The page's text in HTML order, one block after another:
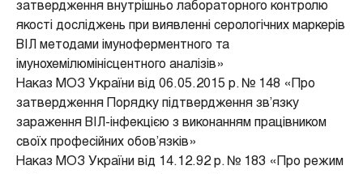
затвердження внутрішньо лабораторного контролю
якості досліджень при виявленні серологічних маркерів
ВІЛ методами імуноферментного та
імунохемілюмінісцентного аналізів»
Наказ МОЗ України від 06.05.2015 р. № 148 «Про
затвердження Порядку підтвердження зв’язку
зараження ВІЛ-інфекцією з виконанням працівником
своїх професійних обов’язків»
Наказ МОЗ України від 14.12.92 р. № 183 «Про режим